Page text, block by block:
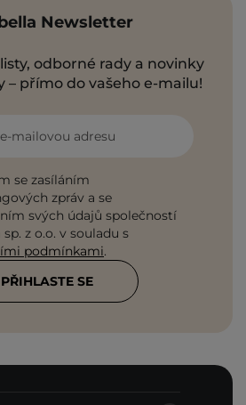
Newsletter
odborné rady a novinky
– přímo do vašeho e-mailu!
mailovou adresu
se zasíláním
zpráv a se
svých údajů společností
z o.o. v souladu s
podmínkami.
PŘIHLASTE SE